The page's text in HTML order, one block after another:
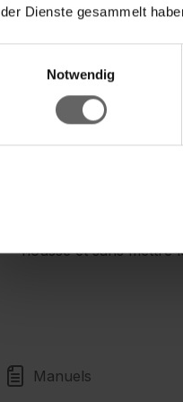
der Dienste gesammelt
Notwendig
Déverrouillage
La tête articulée à
Manche en métal en
dos, à une hauteur de
La housse intégrale
Grâce au Click-
Disponible
housse et sans mettre
Manuels